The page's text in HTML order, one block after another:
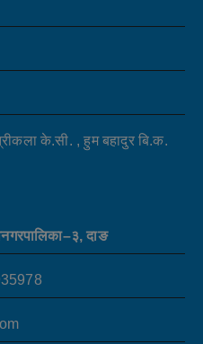
के.सी. , हुम बहादुर बि.क.
दाङ